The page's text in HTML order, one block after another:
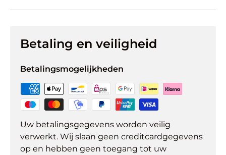
Betaling en veiligheid
Betalingsmogelijkheden
Uw betalingsgegevens worden veilig
verwerkt. Wij slaan geen creditcardgegevens
op en hebben geen toegang tot uw